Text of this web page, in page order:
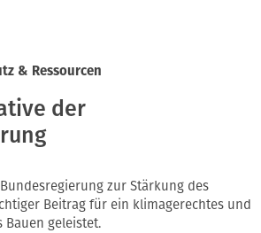
& Ressourcen
der
zur Stärkung des
Beitrag für ein klimagerechtes und
Bauen geleistet.